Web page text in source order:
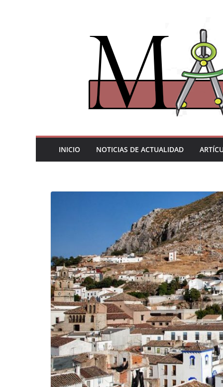
INICIO NOTICIAS DE ACTUALIDAD